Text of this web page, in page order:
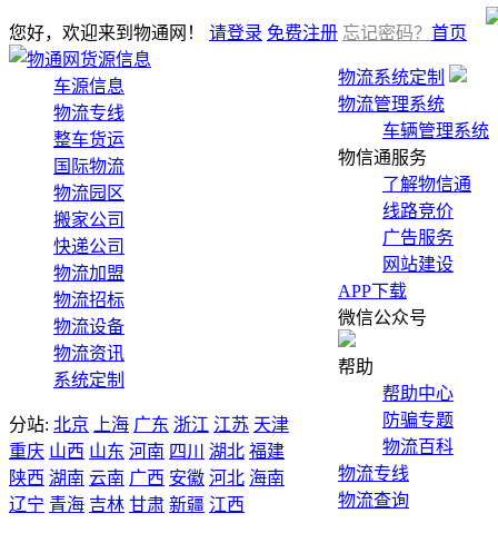
您好，欢迎来到物通网！ 请登录 免费注册 忘记密码？
物流系统定制
物流管理系统
车辆管理系统
物信通服务
了解物信通
线路竞价
广告服务
网站建设
APP下载
微信公众号
帮助
帮助中心
防骗专题
物流百科
物流专线
物流查询
首页
货源信息
车源信息
物流专线
整车货运
国际物流
物流园区
搬家公司
快递公司
物流加盟
物流招标
物流设备
物流资讯
系统定制
分站: 北京 上海 广东 浙江 江苏 天津
重庆 山西 山东 河南 四川 湖北 福建
陕西 湖南 云南 广西 安徽 河北 海南
辽宁 青海 吉林 甘肃 新疆 江西